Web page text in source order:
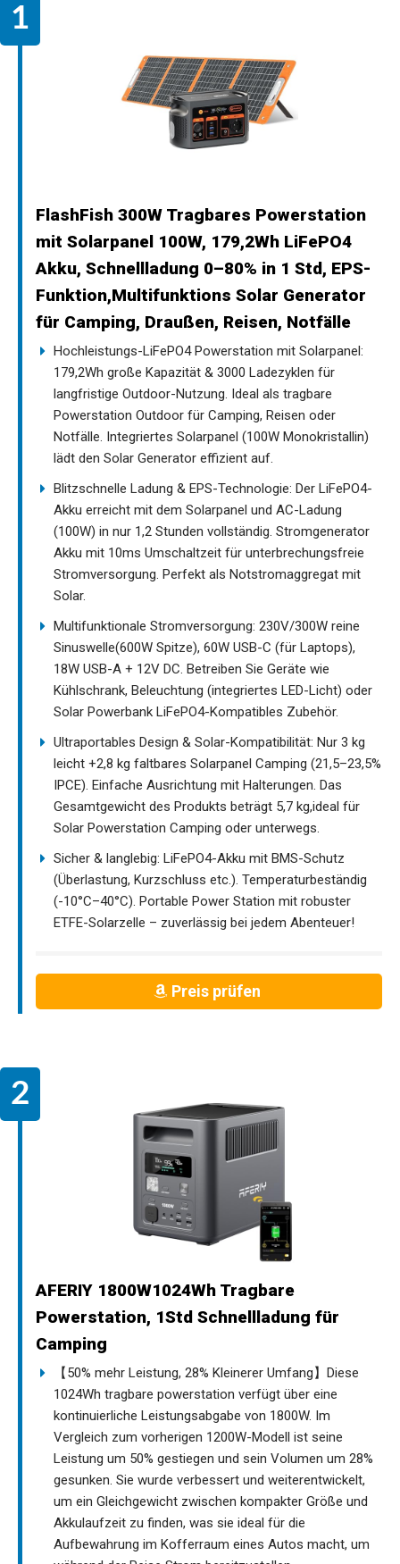
FlashFish 300W Tragbares Powerstation
mit Solarpanel 100W, 179,2Wh LiFePO4
Akku, Schnellladung 0–80% in 1 Std, EPS-
Funktion,Multifunktions Solar Generator
für Camping, Draußen, Reisen, Notfälle
Hochleistungs-LiFePO4 Powerstation mit Solarpanel:
179,2Wh große Kapazität & 3000 Ladezyklen für
langfristige Outdoor-Nutzung. Ideal als tragbare
Powerstation Outdoor für Camping, Reisen oder
Notfälle. Integriertes Solarpanel (100W Monokristallin)
lädt den Solar Generator effizient auf.
Blitzschnelle Ladung & EPS-Technologie: Der LiFePO4-
Akku erreicht mit dem Solarpanel und AC-Ladung
(100W) in nur 1,2 Stunden vollständig. Stromgenerator
Akku mit 10ms Umschaltzeit für unterbrechungsfreie
Stromversorgung. Perfekt als Notstromaggregat mit
Solar.
Multifunktionale Stromversorgung: 230V/300W reine
Sinuswelle(600W Spitze), 60W USB-C (für Laptops),
18W USB-A + 12V DC. Betreiben Sie Geräte wie
Kühlschrank, Beleuchtung (integriertes LED-Licht) oder
Solar Powerbank LiFePO4-Kompatibles Zubehör.
Ultraportables Design & Solar-Kompatibilität: Nur 3 kg
leicht +2,8 kg faltbares Solarpanel Camping (21,5–23,5%
IPCE). Einfache Ausrichtung mit Halterungen. Das
Gesamtgewicht des Produkts beträgt 5,7 kg,ideal für
Solar Powerstation Camping oder unterwegs.
Sicher & langlebig: LiFePO4-Akku mit BMS-Schutz
(Überlastung, Kurzschluss etc.). Temperaturbeständig
(-10°C–40°C). Portable Power Station mit robuster
ETFE-Solarzelle – zuverlässig bei jedem Abenteuer!
Preis prüfen
AFERIY 1800W1024Wh Tragbare
Powerstation, 1Std Schnellladung für
Camping
【50% mehr Leistung, 28% Kleinerer Umfang】Diese
1024Wh tragbare powerstation verfügt über eine
kontinuierliche Leistungsabgabe von 1800W. Im
Vergleich zum vorherigen 1200W-Modell ist seine
Leistung um 50% gestiegen und sein Volumen um 28%
gesunken. Sie wurde verbessert und weiterentwickelt,
um ein Gleichgewicht zwischen kompakter Größe und
Akkulaufzeit zu finden, was sie ideal für die
Aufbewahrung im Kofferraum eines Autos macht, um